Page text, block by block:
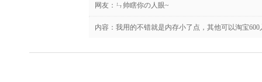
网友： ㄣ帅瞎你の人眼~
内容：我用的不错就是内存小了点，其他可以淘宝